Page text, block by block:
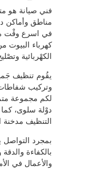
فني صيانة هو
مناطق وأماكن
في اسرع وقْت
كهرباء البيوت
الكهْربائية
يقُوم تنظيف
وتركيب
لكم مجموعة
دوْلة سلوى،
التنظيف مدخنة
بمجرد
بالكفاءة
والأعمال في